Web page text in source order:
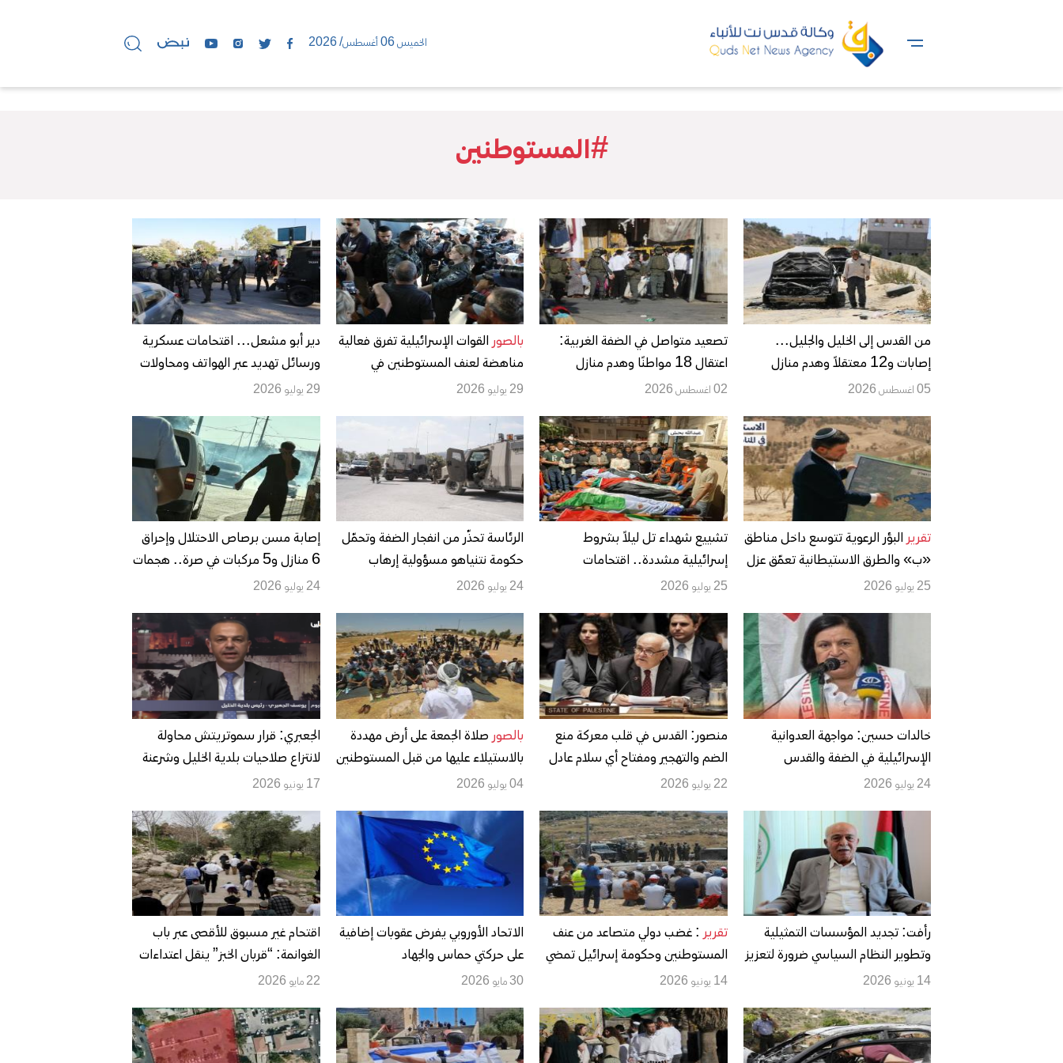
الخميس 06 أغسطس/ 2026
#المستوطنين
من القدس إلى الخليل والجليل...
إصابات و12 معتقلاً وهدم منازل
واتساع اعتداءات المستوطنين
05 اغسطس 2026
تصعيد متواصل في الضفة الغربية:
اعتقال 18 مواطنًا وهدم منازل
وإصابات باعتداءات المستوطنين
02 اغسطس 2026
بالصور القوات الإسرائيلية تفرق فعالية
مناهضة لعنف المستوطنين في
مسافر يطا
29 يوليو 2026
دير أبو مشعل... اقتحامات عسكرية
ورسائل تهديد عبر الهواتف ومحاولات
لفرض واقع استيطاني
29 يوليو 2026
تقرير البؤر الرعوية تتوسع داخل مناطق
«ب» والطرق الاستيطانية تعمّق عزل
التجمعات الفلسطينية
25 يوليو 2026
تشييع شهداء تل ليلاً بشروط
إسرائيلية مشددة.. اقتحامات
وهجمات استيطانية تمتد من نابلس
25 يوليو 2026
الرئاسة تحذّر من انفجار الضفة وتحمّل
حكومة نتنياهو مسؤولية إرهاب
المستوطنين.. تحركات فلسطينية
24 يوليو 2026
إصابة مسن برصاص الاحتلال وإحراق
6 منازل و5 مركبات في صرة.. هجمات
استيطانية وإغلاقات عسكرية تتسع
24 يوليو 2026
خالدات حسين: مواجهة العدوانية
الإسرائيلية في الضفة والقدس
بتصعيد المقاومة الشعبية وإسنادها
24 يوليو 2026
منصور: القدس في قلب معركة منع
الضم والتهجير ومفتاح أي سلام عادل
في المنطقة
22 يوليو 2026
بالصور صلاة الجمعة على أرض مهددة
بالاستيلاء عليها من قبل المستوطنين
في منطقة خلّة الحمص
04 يوليو 2026
الجعبري: قرار سموتريتش محاولة
لانتزاع صلاحيات بلدية الخليل وشرعنة
التوسع الاستيطاني في قلب المدينة
17 يونيو 2026
رأفت: تجديد المؤسسات التمثيلية
وتطوير النظام السياسي ضرورة لتعزيز
المشاركة الوطنية
14 يونيو 2026
تقرير : غضب دولي متصاعد من عنف
المستوطنين وحكومة إسرائيل تمضي
في التوسيع
14 يونيو 2026
الاتحاد الأوروبي يفرض عقوبات إضافية
على حركتي حماس والجهاد
30 مايو 2026
اقتحام غير مسبوق للأقصى عبر باب
الغوانمة: “قربان الخبز” ينقل اعتداءات
المستعمرين من الاقتحام المحمي إلى
قبة الصخرة
22 مايو 2026